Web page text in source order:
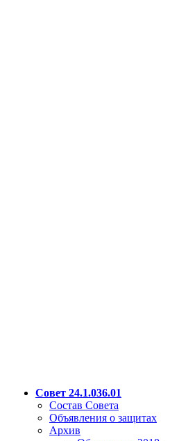
Совет 24.1.036.01
Состав Совета
Объявления о защитах
Архив